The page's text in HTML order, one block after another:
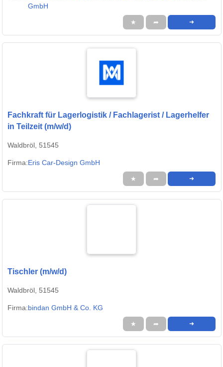
GmbH
★ ➦ ➜
Fachkraft für Lagerlogistik / Fachlagerist / Lagerhelfer
in Teilzeit (m/w/d)
Waldbröl, 51545
Firma:Eris Car-Design GmbH
★ ➦ ➜
Tischler (m/w/d)
Waldbröl, 51545
Firma:bindan GmbH & Co. KG
★ ➦ ➜